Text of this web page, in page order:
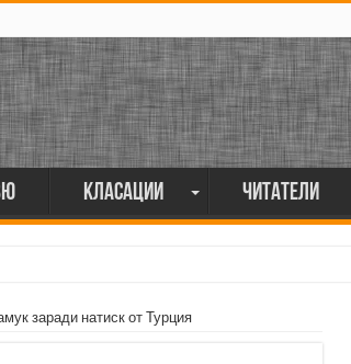
Класации Читатели
заради натиск от Турция